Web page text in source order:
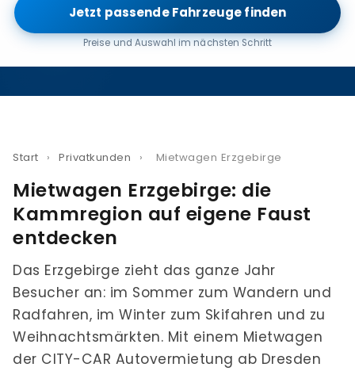
Jetzt passende Fahrzeuge finden
Preise und Auswahl im nächsten Schritt
Start › Privatkunden › Mietwagen Erzgebirge
Mietwagen Erzgebirge: die
Kammregion auf eigene Faust
entdecken
Das Erzgebirge zieht das ganze Jahr
Besucher an: im Sommer zum Wandern und
Radfahren, im Winter zum Skifahren und zu
Weihnachtsmärkten. Mit einem Mietwagen
der CITY-CAR Autovermietung ab Dresden